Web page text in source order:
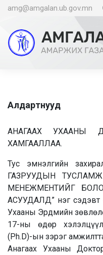
amg@amgalan.ub.gov.mn
Алдартнууд
АНАГААХ УХААНЫ
ХАМГААЛЛАА.
Тус эмнэлгийн
ГАЗРУУДЫН
МЕНЕЖМЕНТИЙГ
АСУУДАЛД” нэг сэдэвт
Ухааны Эрдмийн
17-ны өдөр
(Ph.D)-ын зэрэг
Анагаах Ухааны